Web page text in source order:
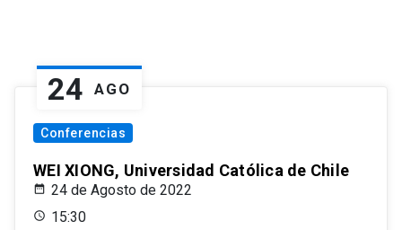
24 AGO
Conferencias
WEI XIONG, Universidad Católica de Chile
24 de Agosto de 2022
15:30